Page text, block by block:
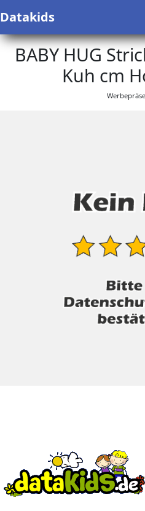
Datakids
BABY HUG
Kuh cm